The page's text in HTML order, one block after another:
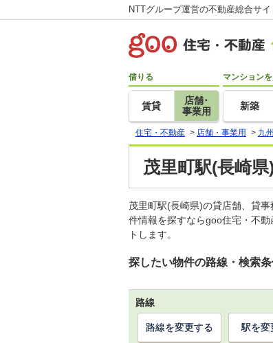
NTTグループ運営の不動産総合サ
借りる
賃貸
店舗･
事業用
マンション
新築
住宅・不動産 > 店舗・事業用 > 九
茂里町駅(長崎
茂里町駅(長崎県)の貸店舗、貸
件情報を探すならgoo住宅・不
トします。
探したい物件の路線・検索
路線
路線を変更する 駅を変